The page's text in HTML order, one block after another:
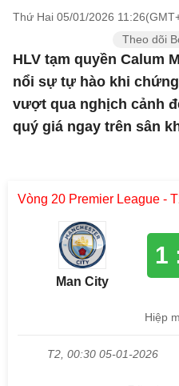
Thứ Hai 05/01/2026
Theo dõi
HLV tạm quyền Calum
nổi sự tự hào khi
vượt qua nghịch cảnh
quý giá ngay trên sân